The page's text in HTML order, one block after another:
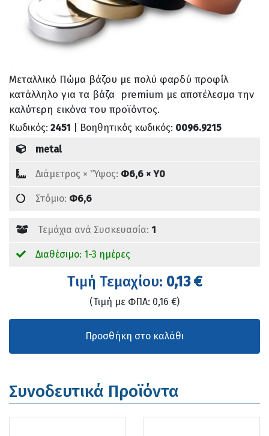
Μεταλλικό Πώμα βάζου με πολύ φαρδύ προφίλ
κατάλληλο για τα βάζα premium με αποτέλεσμα την
καλύτερη εικόνα του προϊόντος.
Κωδικός: 2451 | Βοηθητικός κωδικός: 0096.9215
metal
Διάμετρος × 'Ύψος: Φ6,6 × Υ0
Στόμιο: Φ6,6
Τεμάχια ανά Συσκευασία: 1
Διαθέσιμο: 1-3 ημέρες
Tιμή Τεμαχίου: 0,13 €
(Τιμή με ΦΠΑ: 0,16 €)
Συνοδευτικά Προϊόντα